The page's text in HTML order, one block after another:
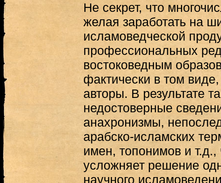
Не секрет, что
желая заработать на
исламоведческой
профессиональных
востоковедным
фактически в том
авторы. В результате
недостоверные
анахронизмы,
арабско-исламских
имен, топонимов и
усложняет решение
научного